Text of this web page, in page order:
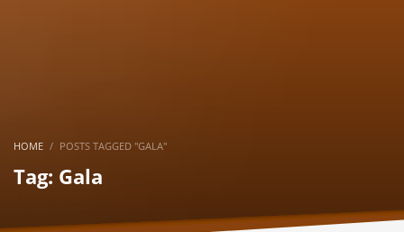
HOME POSTS TAGGED "GALA"
Tag: Gala